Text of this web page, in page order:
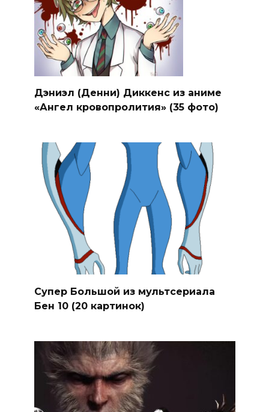
Дэниэл (Денни) Диккенс из аниме
«Ангел кровопролития» (35 фото)
Супер Большой из мультсериала
Бен 10 (20 картинок)